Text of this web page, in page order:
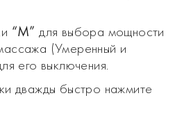
“М” для выбора мощности
(Умеренный и
его выключения.
дважды быстро нажмите